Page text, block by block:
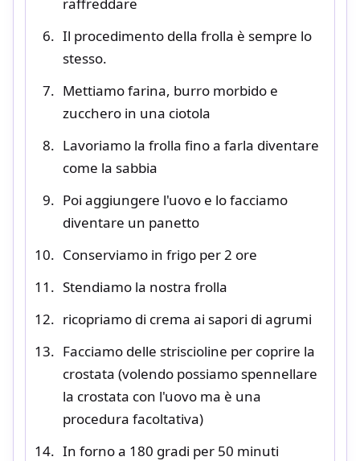
Il procedimento della frolla è sempre lo
stesso.
Mettiamo farina, burro morbido e
zucchero in una ciotola
Lavoriamo la frolla fino a farla diventare
come la sabbia
Poi aggiungere l'uovo e lo facciamo
diventare un panetto
Conserviamo in frigo per 2 ore
Stendiamo la nostra frolla
ricopriamo di crema ai sapori di agrumi
Facciamo delle striscioline per coprire la
crostata (volendo possiamo spennellare
la crostata con l'uovo ma è una
procedura facoltativa)
In forno a 180 gradi per 50 minuti